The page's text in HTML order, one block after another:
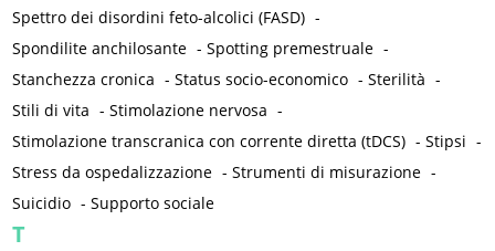
Spettro dei disordini feto-alcolici (FASD) -
Spondilite anchilosante -Spotting premestruale -
Stanchezza cronica -Status socio-economico -Sterilità -
Stili di vita -Stimolazione nervosa -
Stimolazione transcranica con corrente diretta (tDCS) -Stipsi -
Stress da ospedalizzazione -Strumenti di misurazione -
Suicidio -Supporto sociale
T